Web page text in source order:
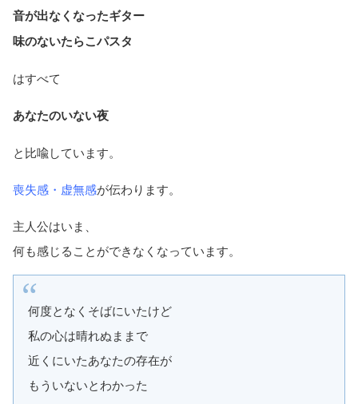
音が出なくなったギター
味のないたらこパスタ
はすべて
あなたのいない夜
と比喩しています。
喪失感・虚無感が伝わります。
主人公はいま、
何も感じることができなくなっています。
何度となくそばにいたけど
私の心は晴れぬままで
近くにいたあなたの存在が
もういないとわかった